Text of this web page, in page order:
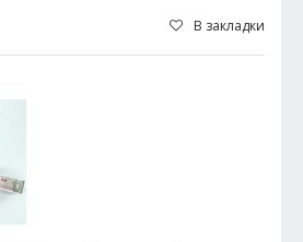
В закладки